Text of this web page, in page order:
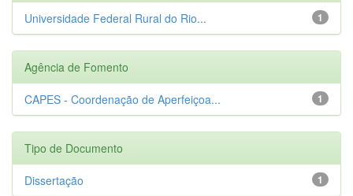
1
Universidade Federal Rural do Rio...
Agência de Fomento
1
CAPES - Coordenação de Aperfeiçoa...
Tipo de Documento
1
Dissertação